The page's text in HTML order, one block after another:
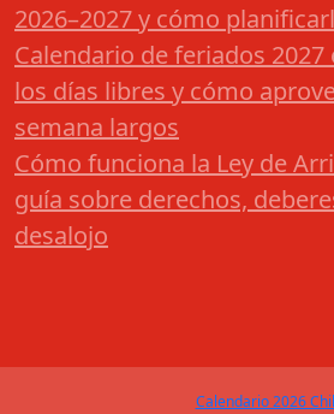
2026–2027 y cómo
Calendario de feriados 2027
los días libres y cómo
semana largos
Cómo funciona la Ley de
guía sobre derechos,
desalojo
Calendario 2026